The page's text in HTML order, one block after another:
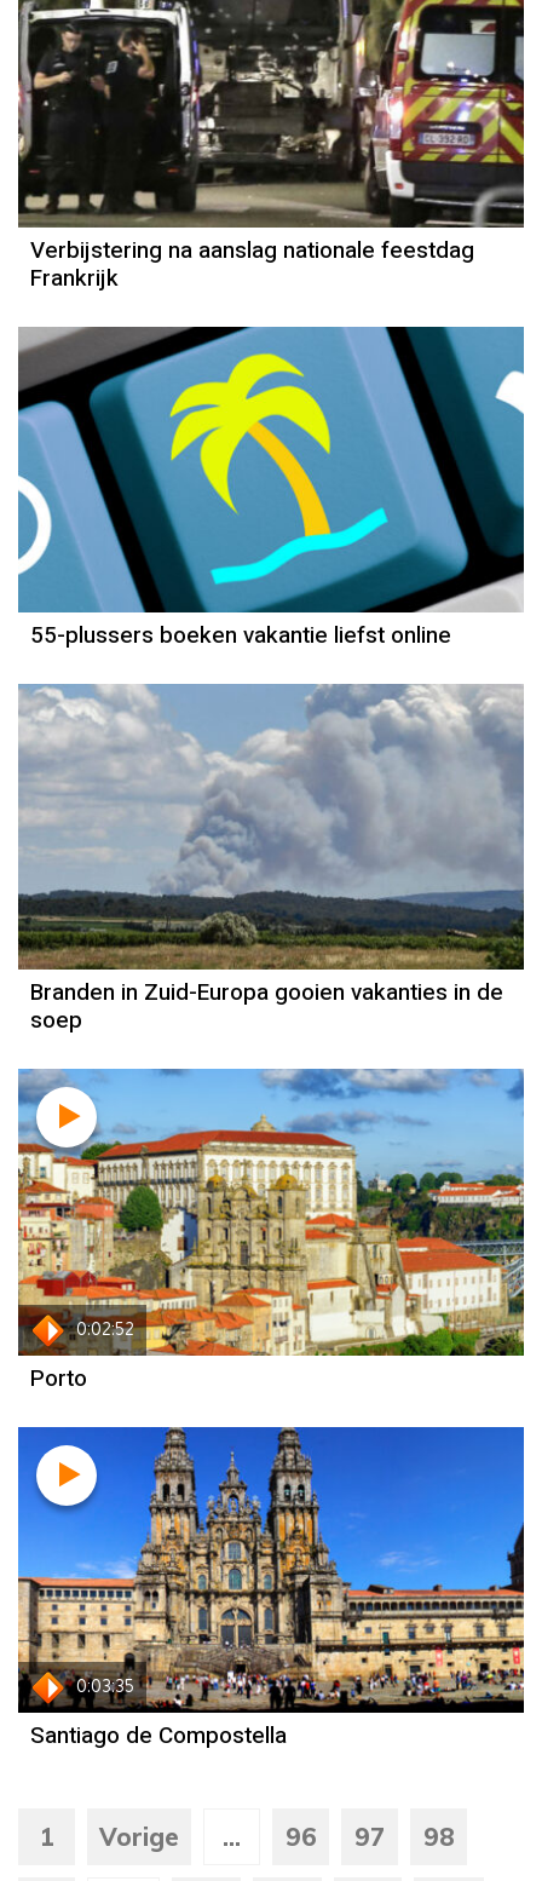
Verbijstering na aanslag nationale feestdag
Frankrijk
55-plussers boeken vakantie liefst online
Branden in Zuid-Europa gooien vakanties in de
soep
0:02:52
Porto
0:03:35
Santiago de Compostella
1 Vorige ... 96 97 98